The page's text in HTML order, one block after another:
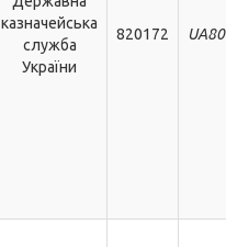
казначейська
служба
України
820172